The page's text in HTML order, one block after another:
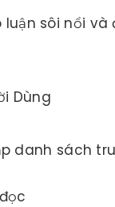
sôi nổi
Dùng
danh sách